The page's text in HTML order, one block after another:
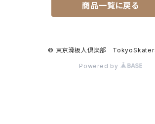
商品一覧に戻る
© 東京滑板人倶楽部
Powered by